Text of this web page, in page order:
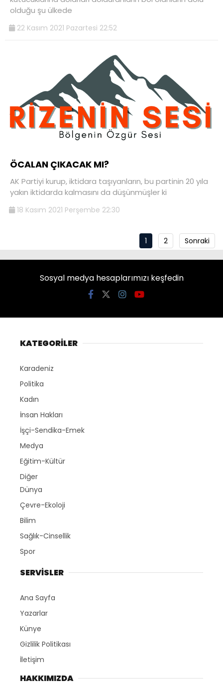
olduğu şu ülkede
22 Kasım 2021 Pazartesi 22:52
ÖCALAN ÇIKACAK MI?
AK Partiyi kurup, iktidara taşıyanların, bu partinin 20 yıla
yakın iktidarda kalmasını da düşünmüşler ki
18 Kasım 2021 Perşembe 22:30
1 2 Sonraki
Sosyal medya hesaplarımızı keşfedin
KATEGORİLER
Karadeniz
Politika
Kadın
İnsan Hakları
İşçi-Sendika-Emek
Medya
Eğitim-Kültür
Diğer
Dünya
Çevre-Ekoloji
Bilim
Sağlık-Cinsellik
Spor
SERVİSLER
Ana Sayfa
Yazarlar
Künye
Gizlilik Politikası
İletişim
HAKKIMIZDA